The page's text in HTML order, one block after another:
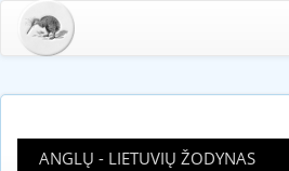
ANGLŲ - LIETUVIŲ ŽODYNAS